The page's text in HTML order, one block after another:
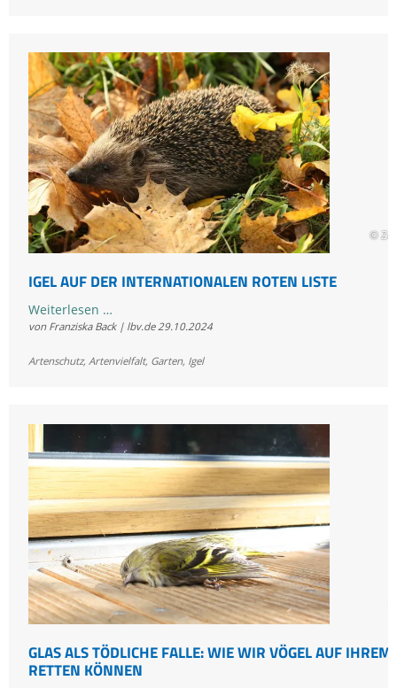
sichtbar,
Herausforderungen
bleiben
©
IGEL AUF DER INTERNATIONALEN ROTEN LISTE
Weiterlesen …
auf
internationalen
von Franziska Back | lbv.de 29.10.2024
Artenschutz, Artenvielfalt, Garten, Igel
GLAS ALS TÖDLICHE FALLE: WIE WIR VÖGEL AUF IHREM
RETTEN KÖNNEN